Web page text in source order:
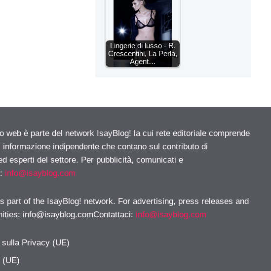
Lingerie di lusso - R.
Crescentini, La Perla,
Agent…
web è parte del network IsayBlog! la cui rete editoriale comprende
indipendente che contano sul contributo di
esperti del settore. Per pubblicità, comunicati e
info@isayblog.com
part of the IsayBlog! network. For advertising, press releases and
info@isayblog.comContattaci: info@isayblog.com
sulla Privacy (UE)
(UE)